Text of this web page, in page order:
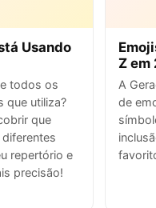
Usando
todos os
que utiliza?
que
repertório e
precisão!
Z em
A
de